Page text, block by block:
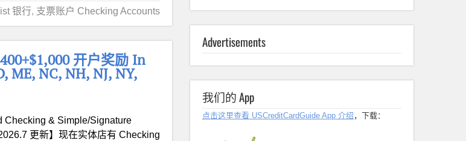
银行, 支票账户 Checking Accounts
开户奖励 In
ME, NC, NH, NJ, NY,
Checking & Simple/Signature
更新】现在实体店有 Checking
Advertisements
我们的 App
点击这里查看 USCreditCardGuide App 介绍 ，下载：